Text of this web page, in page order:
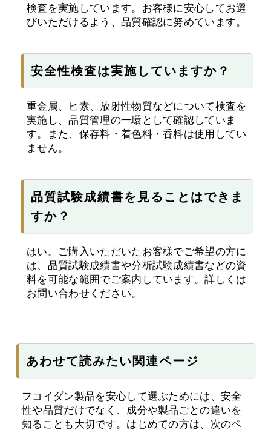
検査を実施しています。お客様に安心してお選
びいただけるよう、品質確認に努めています。
安全性検査は実施していますか？
重金属、ヒ素、放射性物質などについて検査を
実施し、品質管理の一環として確認していま
す。また、保存料・着色料・香料は使用してい
ません。
品質試験成績書を見ることはできま
すか？
はい。ご購入いただいたお客様でご希望の方に
は、品質試験成績書や分析試験成績書などの資
料を可能な範囲でご案内しています。詳しくは
お問い合わせください。
あわせて読みたい関連ページ
フコイダン製品を安心して選ぶためには、安全
性や品質だけでなく、成分や製品ごとの違いを
知ることも大切です。はじめての方は、次のペ